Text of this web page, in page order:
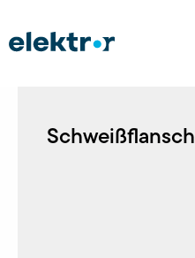
Schweißflansch